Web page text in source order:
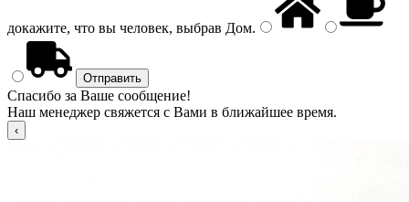
докажите, что вы человек, выбрав Дом.
Спасибо за Ваше сообщение!
Наш менеджер свяжется с Вами в ближайшее время.